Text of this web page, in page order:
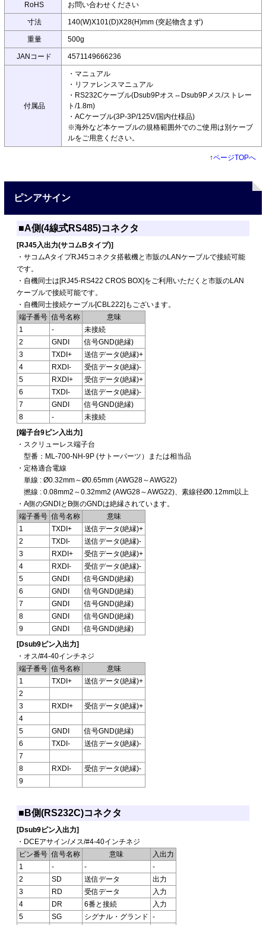
RoHS お問い合わせください
寸法 140(W)X101(D)X28(H)mm (突起物含まず)
重量 500g
JANコード 4571149666236
付属品
・マニュアル
・リファレンスマニュアル
・RS232Cケーブル(Dsub9Pオス⇔Dsub9Pメス/ストレー
ト/1.8m)
・ACケーブル(3P-3P/125V/国内仕様品)
※海外など本ケーブルの規格範囲外でのご使用は別ケーブ
ルをご用意ください。
↑ページTOPへ
ピンアサイン
■A側(4線式RS485)コネクタ
[RJ45入出力(サコムBタイプ)]
・サコムAタイプRJ45コネクタ搭載機と市販のLANケーブルで接続可能
です。
・自機同士は[RJ45-RS422 CROS BOX]をご利用いただくと市販のLAN
ケーブルで接続可能です。
・自機同士接続ケーブル[CBL222]もございます。
端子番号 信号名称
意味
1
-
未接続
2
GNDI
信号GND(絶縁)
3
TXDI+
送信データ(絶縁)+
4
RXDI-
受信データ(絶縁)-
5
RXDI+
受信データ(絶縁)+
6
TXDI-
送信データ(絶縁)-
7
GNDI
信号GND(絶縁)
8
-
未接続
[端子台9ピン入出力]
・スクリューレス端子台
型番：ML-700-NH-9P (サトーパーツ）または相当品
・定格適合電線
単線 : Ø0.32mm～Ø0.65mm (AWG28～AWG22)
撚線 : 0.08mm2～0.32mm2 (AWG28～AWG22)、素線径Ø0.12mm以上
・A側のGNDIとB側のGNDは絶縁されています。
端子番号 信号名称
意味
1
TXDI+
送信データ(絶縁)+
2
TXDI-
送信データ(絶縁)-
3
RXDI+
受信データ(絶縁)+
4
RXDI-
受信データ(絶縁)-
5
GNDI
信号GND(絶縁)
6
GNDI
信号GND(絶縁)
7
GNDI
信号GND(絶縁)
8
GNDI
信号GND(絶縁)
9
GNDI
信号GND(絶縁)
[Dsub9ピン入出力]
・オス/#4-40インチネジ
端子番号 信号名称
意味
1
TXDI+
送信データ(絶縁)+
2
3
RXDI+
受信データ(絶縁)+
4
5
GNDI
信号GND(絶縁)
6
TXDI-
送信データ(絶縁)-
7
8
RXDI-
受信データ(絶縁)-
9
■B側(RS232C)コネクタ
[Dsub9ピン入出力]
・DCEアサイン/メス/#4-40インチネジ
ピン番号 信号名称 意味
入出力
1
- -
-
2
SD 送信データ
出力
3
RD 受信データ
入力
4
DR 6番と接続
入力
5
SG シグナル・グランド -